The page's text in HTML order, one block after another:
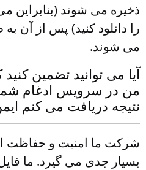
ذخیره می شوند (بنابراین
را دانلود کنید) پس از آن
می شوند.
من در سرویس ادغام شما
نتیجه دریافت می کنم
شرکت ما امنیت و حفاظت از